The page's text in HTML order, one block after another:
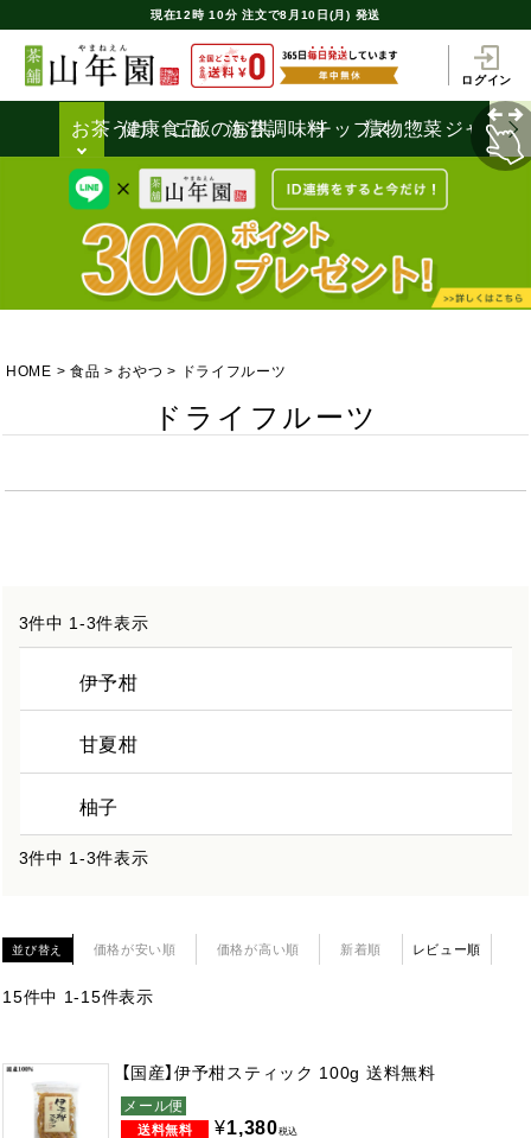
現在12時 10分 注文で8月10日(月) 発送
ログイン
お茶うけ健康食品ご飯のお供
海苔調味料チップス
漬物惣菜 ジャム
HOME 食品 おやつ ドライフルーツ
ドライフルーツ
3件中 1-3件表示
伊予柑
甘夏柑
柚子
3件中 1-3件表示
並び替え 価格が安い順 価格が高い順 新着順 レビュー順
15件中 1-15件表示
【国産】伊予柑スティック 100g 送料無料
メール便
¥1,380税込